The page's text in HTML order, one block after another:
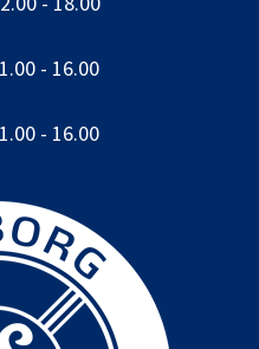
- 16.00
- 16.00